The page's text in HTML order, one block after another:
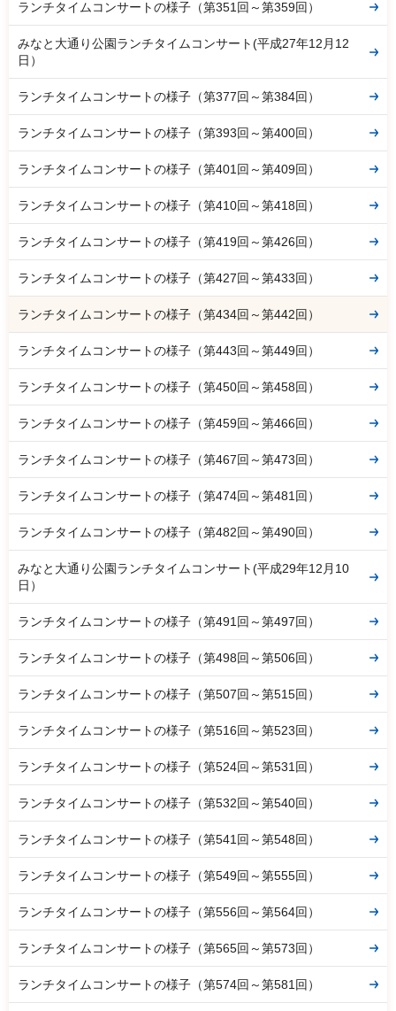
ランチタイムコンサートの様子（第351回～第359回）
みなと大通り公園ランチタイムコンサート(平成27年12月12
日）
ランチタイムコンサートの様子（第377回～第384回）
ランチタイムコンサートの様子（第393回～第400回）
ランチタイムコンサートの様子（第401回～第409回）
ランチタイムコンサートの様子（第410回～第418回）
ランチタイムコンサートの様子（第419回～第426回）
ランチタイムコンサートの様子（第427回～第433回）
ランチタイムコンサートの様子（第434回～第442回）
ランチタイムコンサートの様子（第443回～第449回）
ランチタイムコンサートの様子（第450回～第458回）
ランチタイムコンサートの様子（第459回～第466回）
ランチタイムコンサートの様子（第467回～第473回）
ランチタイムコンサートの様子（第474回～第481回）
ランチタイムコンサートの様子（第482回～第490回）
みなと大通り公園ランチタイムコンサート(平成29年12月10
日）
ランチタイムコンサートの様子（第491回～第497回）
ランチタイムコンサートの様子（第498回～第506回）
ランチタイムコンサートの様子（第507回～第515回）
ランチタイムコンサートの様子（第516回～第523回）
ランチタイムコンサートの様子（第524回～第531回）
ランチタイムコンサートの様子（第532回～第540回）
ランチタイムコンサートの様子（第541回～第548回）
ランチタイムコンサートの様子（第549回～第555回）
ランチタイムコンサートの様子（第556回～第564回）
ランチタイムコンサートの様子（第565回～第573回）
ランチタイムコンサートの様子（第574回～第581回）